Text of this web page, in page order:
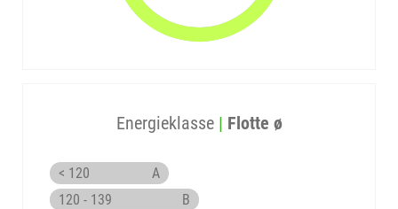
Energieklasse | Flotte ø
< 120
A
120 - 139
B